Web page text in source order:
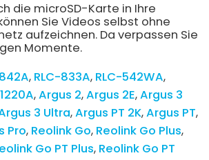
die microSD-Karte in Ihre
Sie Videos selbst ohne
aufzeichnen. Da verpassen Sie
Momente.
RLC-833A RLC-542WA
Argus 2 Argus 2E Argus 3
3 Ultra Argus PT 2K Argus PT
Pro Reolink Go Reolink Go Plus
Go PT Plus Reolink Go PT